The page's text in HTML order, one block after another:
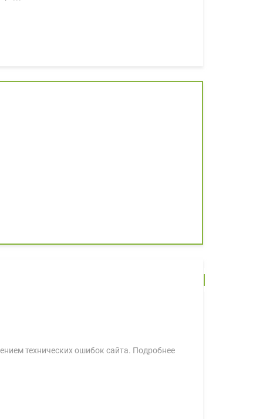
технических ошибок сайта. Подробнее